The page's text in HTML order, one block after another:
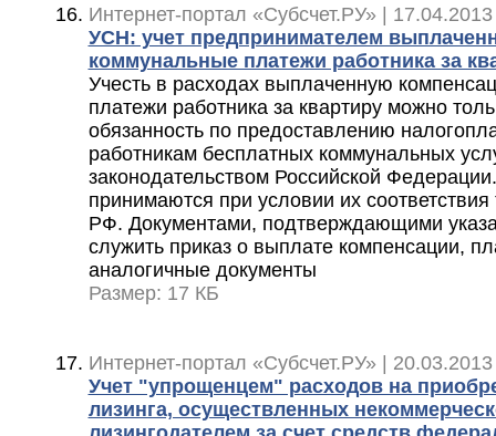
Интернет-портал «Субсчет.РУ» |
УСН: учет предпринимателем
коммунальные платежи работника за
Учесть в расходах выплаченную
платежи работника за квартиру можно
обязанность по предоставлению
работникам бесплатных коммунальных
законодательством Российской
принимаются при условии их
РФ. Документами, подтверждающими
служить приказ о выплате компенсации,
аналогичные документы
Размер: 17 КБ
Интернет-портал «Субсчет.РУ» |
Учет "упрощенцем" расходов на
лизинга, осуществленных